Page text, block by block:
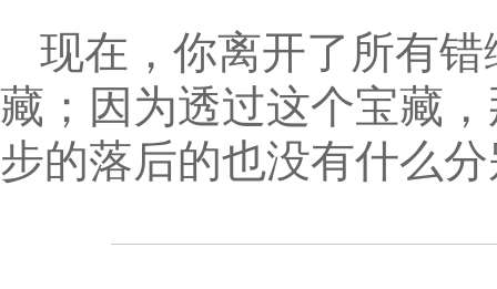
现在，你离开了所有
藏；因为透过这个宝藏
步的落后的也没有什么